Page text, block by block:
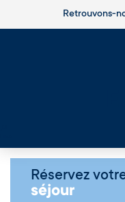
Retrouvons-
Réservez
séjour